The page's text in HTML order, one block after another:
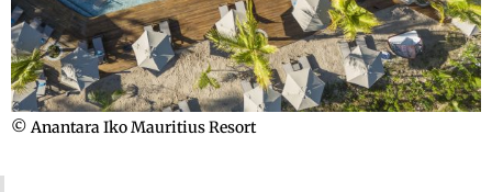
© Anantara Iko Mauritius Resort